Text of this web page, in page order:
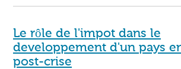
Le rôle de l'impot dans le
developpement d'un pays
post-crise